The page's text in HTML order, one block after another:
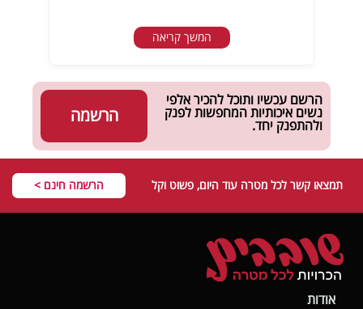
המשך קריאה
הרשמה
הרשם עכשיו ותוכל להכיר אלפי
נשים איכותיות המחפשות לפנק
ולהתפנק יחד.
תמצאו קשר לכל מטרה עוד היום, פשוט וקל הרשמה חינם >
אודות